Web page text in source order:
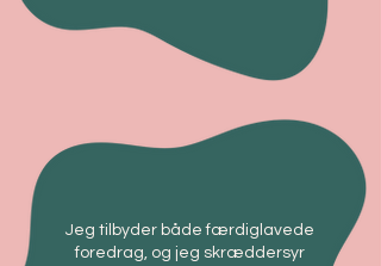
Jeg tilbyder både færdiglavede
foredrag, og jeg skræddersyr